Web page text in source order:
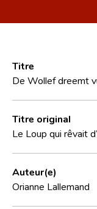
Foire aux
CNL
Équipe scientifique
Contact
Titre
De Wollef dreemt
Titre original
Le Loup qui rêvait
Auteur(e)
Orianne Lallemand